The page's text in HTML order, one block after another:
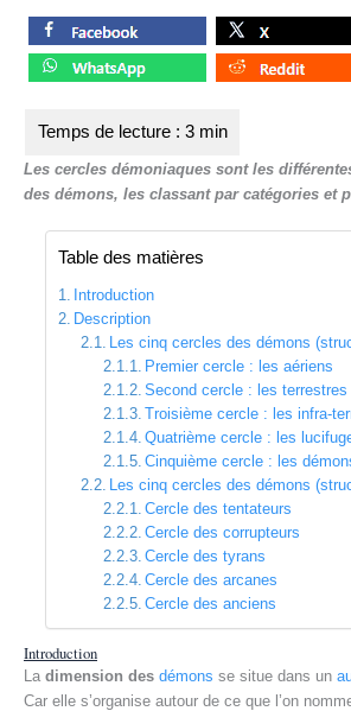
Les cercles démoniaques sont les
des démons, les classant par catégories et
Table des matières
Introduction
Description
Les cinq cercles des démons
Premier cercle : les aériens
Second cercle : les terrestres
Troisième cercle : les infra-
Quatrième cercle : les
Cinquième cercle : les
Les cinq cercles des démons
Cercle des tentateurs
Cercle des corrupteurs
Cercle des tyrans
Cercle des arcanes
Cercle des anciens
Introduction
La dimension des démons se situe dans un
Car elle s’organise autour de ce que l’on